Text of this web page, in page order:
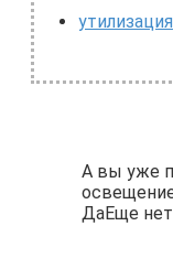
утилизация
А вы уже
ДаЕще нет